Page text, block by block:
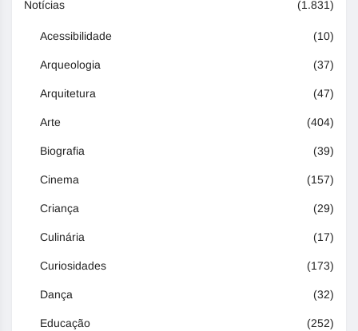
Notícias (1.831)
Acessibilidade (10)
Arqueologia (37)
Arquitetura (47)
Arte (404)
Biografia (39)
Cinema (157)
Criança (29)
Culinária (17)
Curiosidades (173)
Dança (32)
Educação (252)